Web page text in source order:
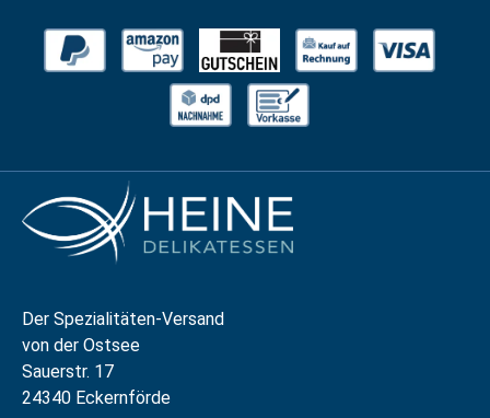
Der Spezialitäten-Versand
von der Ostsee
Sauerstr. 17
24340 Eckernförde